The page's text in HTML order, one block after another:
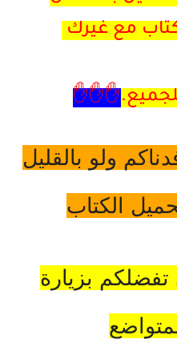
مع غيرك
✋✋✋
ولو بالقليل
الكتاب
بزيارة